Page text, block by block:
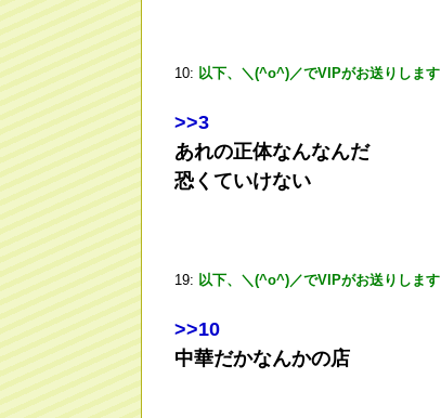
10: 以下、＼(^o^)／でVIPがお送りします
>>3
あれの正体なんなんだ
恐くていけない
19: 以下、＼(^o^)／でVIPがお送りします
>>10
中華だかなんかの店